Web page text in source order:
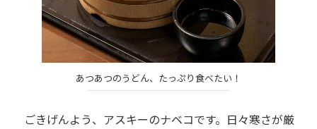
あつあつのうどん、たっぷり食べたい！
ごきげんよう、アスキーのナベコです。日々寒さが厳